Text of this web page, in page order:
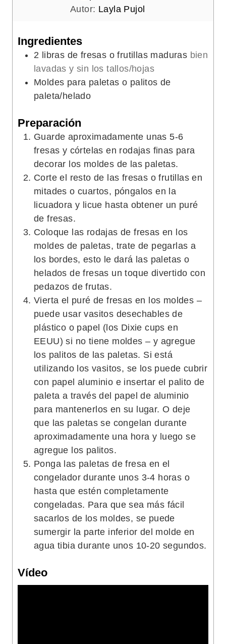
Autor: Layla Pujol
Ingredientes
2 libras de fresas o frutillas maduras bien
lavadas y sin los tallos/hojas
Moldes para paletas o palitos de
paleta/helado
Preparación
Guarde aproximadamente unas 5-6
fresas y córtelas en rodajas finas para
decorar los moldes de las paletas.
Corte el resto de las fresas o frutillas en
mitades o cuartos, póngalos en la
licuadora y licue hasta obtener un puré
de fresas.
Coloque las rodajas de fresas en los
moldes de paletas, trate de pegarlas a
los bordes, esto le dará las paletas o
helados de fresas un toque divertido con
pedazos de frutas.
Vierta el puré de fresas en los moldes –
puede usar vasitos desechables de
plástico o papel (los Dixie cups en
EEUU) si no tiene moldes – y agregue
los palitos de las paletas. Si está
utilizando los vasitos, se los puede cubrir
con papel aluminio e insertar el palito de
paleta a través del papel de aluminio
para mantenerlos en su lugar. O deje
que las paletas se congelan durante
aproximadamente una hora y luego se
agregue los palitos.
Ponga las paletas de fresa en el
congelador durante unos 3-4 horas o
hasta que estén completamente
congeladas. Para que sea más fácil
sacarlos de los moldes, se puede
sumergir la parte inferior del molde en
agua tibia durante unos 10-20 segundos.
Vídeo